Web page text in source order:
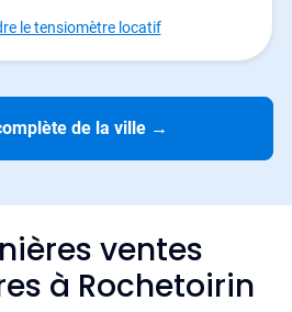
le tensiomètre locatif
de la ville →
ventes
à Rochetoirin